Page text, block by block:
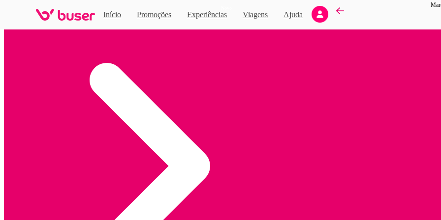
Início Promoções Experiências Viagens Ajuda